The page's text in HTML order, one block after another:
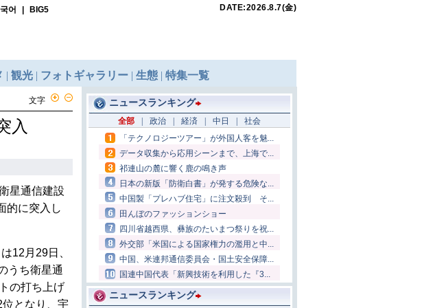
文字
入
星通信建設
的に突入し
12月29日、
うち衛星通
の打ち上げ
となり、宇